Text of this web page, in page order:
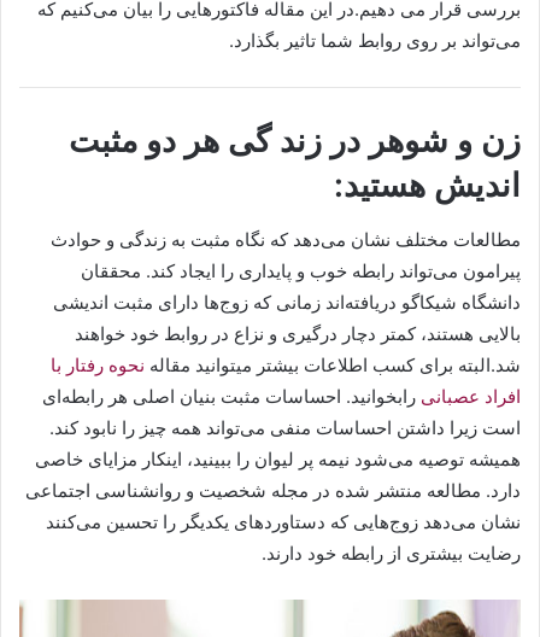
بررسی قرار می دهیم.در این مقاله فاکتورهایی را بیان می‌کنیم که
می‌تواند بر روی روابط شما تاثیر بگذارد.
زن و شوهر در زند گی هر دو مثبت
اندیش هستید:
مطالعات مختلف نشان می‌دهد که نگاه مثبت به زندگی و حوادث
پیرامون می‌تواند رابطه خوب و پایداری را ایجاد کند. محققان
دانشگاه شیکاگو دریافته‌اند زمانی که زوج‌ها دارای مثبت اندیشی
بالایی هستند، کمتر دچار درگیری و نزاع در روابط خود خواهند
شد.البته برای کسب اطلاعات بیشتر میتوانید مقاله نحوه رفتار با
افراد عصبانی رابخوانید. احساسات مثبت بنیان اصلی هر رابطه‌ای
است زیرا داشتن احساسات منفی می‌تواند همه چیز را نابود کند.
همیشه توصیه می‌شود نیمه پر لیوان را ببینید، اینکار مزایای خاصی
دارد. مطالعه منتشر شده در مجله شخصیت و روانشناسی اجتماعی
نشان می‌دهد زوج‌هایی که دستاوردهای یکدیگر را تحسین می‌کنند
رضایت بیشتری از رابطه خود دارند.